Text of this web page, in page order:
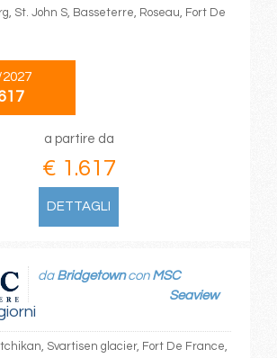
St. John S, Basseterre, Roseau, Fort De
a partire da
€ 1.617
DETTAGLI
da Bridgetowncon MSC
Seaview
Svartisen glacier, Fort De France,